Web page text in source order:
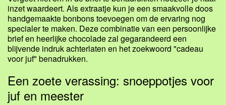
inzet waardeert. Als extraatje kun je een smaakvolle doos
handgemaakte bonbons toevoegen om de ervaring nog
specialer te maken. Deze combinatie van een persoonlijke
brief en heerlijke chocolade zal gegarandeerd een
blijvende indruk achterlaten en het zoekwoord "cadeau
voor juf" benadrukken.
Een zoete verassing: snoeppotjes voor
juf en meester